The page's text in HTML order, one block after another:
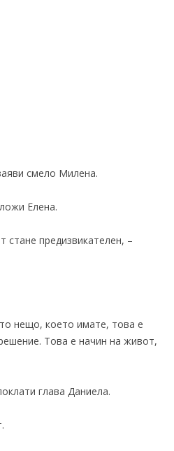
смело Милена.
Елена.
предизвикателен, –
нещо, което имате, това е
Това е начин на живот,
глава Даниела.